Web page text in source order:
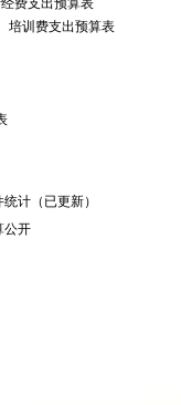
费支出预算表
培训费支出预算表
计（已更新）
公开